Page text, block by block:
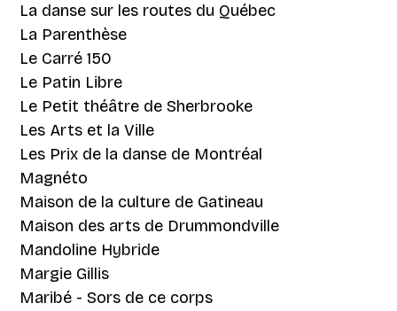
La danse sur les routes du Québec
La Parenthèse
Le Carré 150
Le Patin Libre
Le Petit théâtre de Sherbrooke
Les Arts et la Ville
Les Prix de la danse de Montréal
Magnéto
Maison de la culture de Gatineau
Maison des arts de Drummondville
Mandoline Hybride
Margie Gillis
Maribé - Sors de ce corps